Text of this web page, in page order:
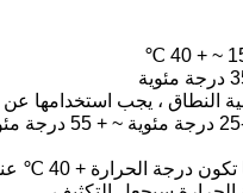
النطاق ، يجب استخدامها